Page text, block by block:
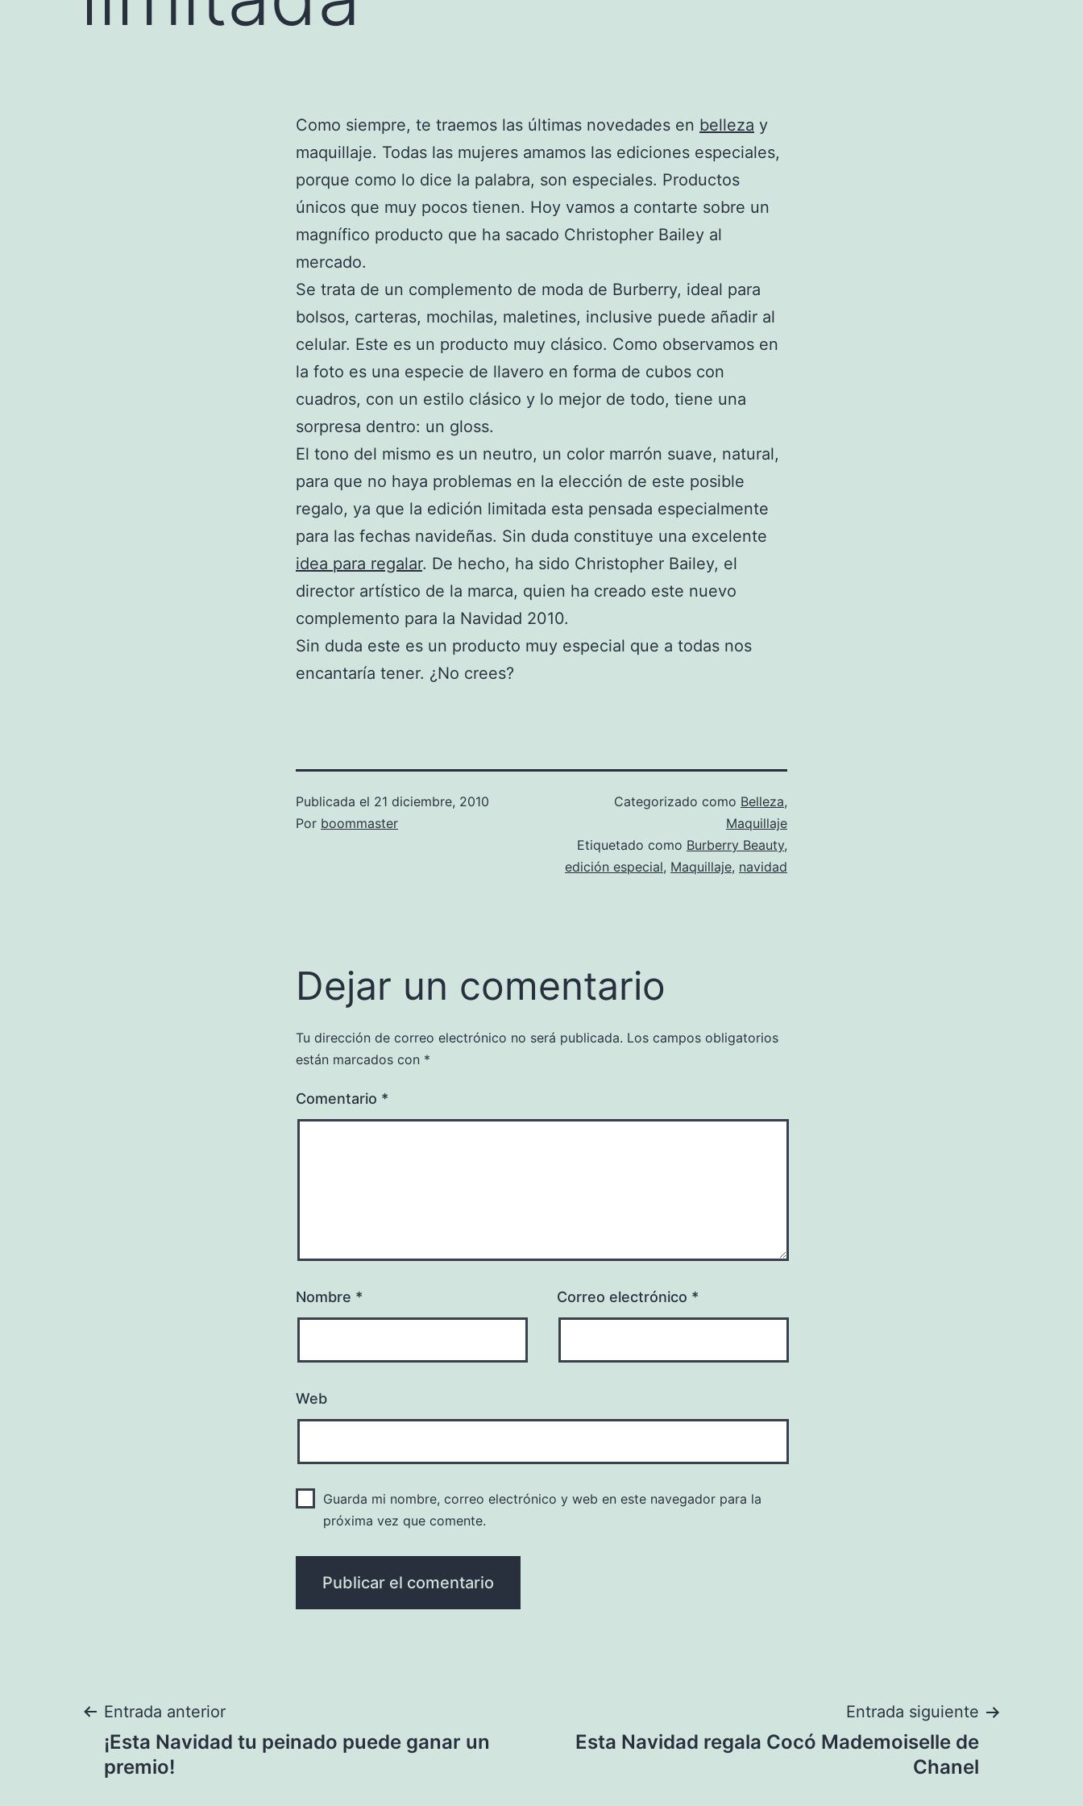
Como siempre, te traemos las últimas novedades en belleza y
maquillaje. Todas las mujeres amamos las ediciones especiales,
porque como lo dice la palabra, son especiales. Productos
únicos que muy pocos tienen. Hoy vamos a contarte sobre un
magnífico producto que ha sacado Christopher Bailey al
mercado.
Se trata de un complemento de moda de Burberry, ideal para
bolsos, carteras, mochilas, maletines, inclusive puede añadir al
celular. Este es un producto muy clásico. Como observamos en
la foto es una especie de llavero en forma de cubos con
cuadros, con un estilo clásico y lo mejor de todo, tiene una
sorpresa dentro: un gloss.
El tono del mismo es un neutro, un color marrón suave, natural,
para que no haya problemas en la elección de este posible
regalo, ya que la edición limitada esta pensada especialmente
para las fechas navideñas. Sin duda constituye una excelente
idea para regalar. De hecho, ha sido Christopher Bailey, el
director artístico de la marca, quien ha creado este nuevo
complemento para la Navidad 2010.
Sin duda este es un producto muy especial que a todas nos
encantaría tener. ¿No crees?
Publicada el 21 diciembre, 2010
Por boommaster
Categorizado como Belleza,
Maquillaje
Etiquetado como Burberry Beauty,
edición especial, Maquillaje, navidad
Dejar un comentario
Tu dirección de correo electrónico no será publicada. Los campos obligatorios
están marcados con *
Comentario *
Nombre * Correo electrónico *
Web
Guarda mi nombre, correo electrónico y web en este navegador para la
próxima vez que comente.
Navegación
de
Entrada anterior
¡Esta Navidad tu peinado puede ganar un
premio!
Entrada siguiente
Esta Navidad regala Cocó Mademoiselle de
Chanel